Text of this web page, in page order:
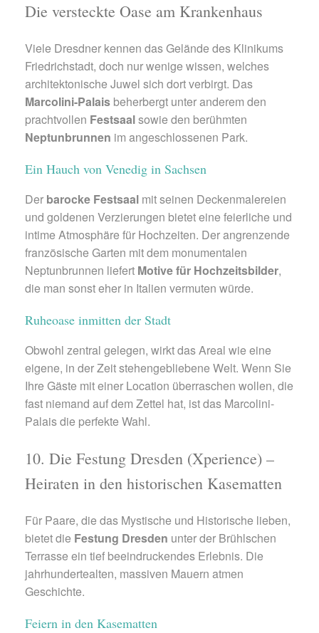
Die versteckte Oase am Krankenhaus
Viele Dresdner kennen das Gelände des Klinikums
Friedrichstadt, doch nur wenige wissen, welches
architektonische Juwel sich dort verbirgt. Das
Marcolini-Palais beherbergt unter anderem den
prachtvollen Festsaalsowie den berühmten
Neptunbrunnen im angeschlossenen Park.
Ein Hauch von Venedig in Sachsen
Der barocke Festsaal mit seinen Deckenmalereien
und goldenen Verzierungen bietet eine feierliche und
intime Atmosphäre für Hochzeiten. Der angrenzende
französische Garten mit dem monumentalen
Neptunbrunnen liefert Motive für Hochzeitsbilder,
die man sonst eher in Italien vermuten würde.
Ruheoase inmitten der Stadt
Obwohl zentral gelegen, wirkt das Areal wie eine
eigene, in der Zeit stehengebliebene Welt. Wenn Sie
Ihre Gäste mit einer Location überraschen wollen, die
fast niemand auf dem Zettel hat, ist das Marcolini-
Palais die perfekte Wahl.
10. Die Festung Dresden (Xperience) –
Heiraten in den historischen Kasematten
Für Paare, die das Mystische und Historische lieben,
bietet die Festung Dresden unter der Brühlschen
Terrasse ein tief beeindruckendes Erlebnis. Die
jahrhundertealten, massiven Mauern atmen
Geschichte.
Feiern in den Kasematten